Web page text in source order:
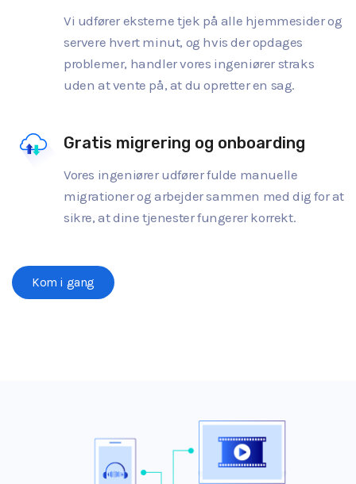
Vi udfører eksterne tjek på alle hjemmesider og
servere hvert minut, og hvis der opdages
problemer, handler vores ingeniører straks
uden at vente på, at du opretter en sag.
Gratis migrering og onboarding
Vores ingeniører udfører fulde manuelle
migrationer og arbejder sammen med dig for at
sikre, at dine tjenester fungerer korrekt.
Kom i gang